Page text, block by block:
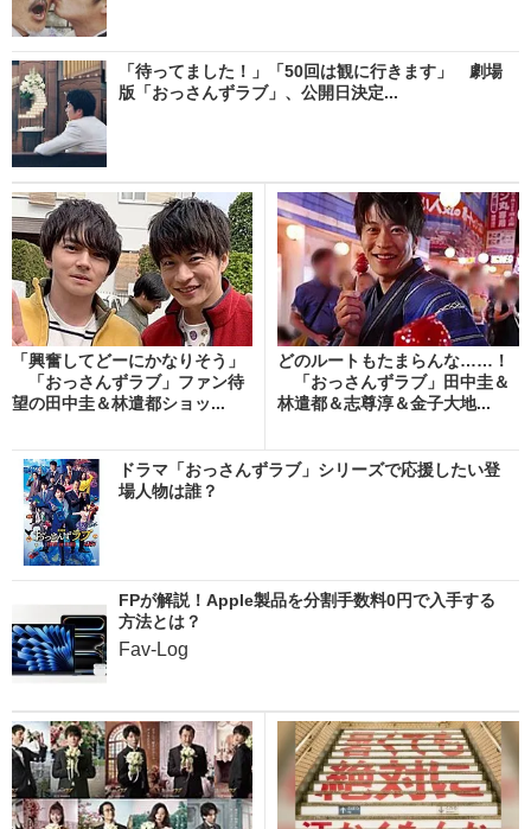
「待ってました！」「50回は観に行きます」 劇場
版「おっさんずラブ」、公開日決定...
「興奮してどーにかなりそう」
「おっさんずラブ」ファン待
望の田中圭＆林遣都ショッ...
どのルートもたまらんな……！
「おっさんずラブ」田中圭＆
林遣都＆志尊淳＆金子大地...
ドラマ「おっさんずラブ」シリーズで応援したい登
場人物は誰？
FPが解説！Apple製品を分割手数料0円で入手する
方法とは？
Fav-Log